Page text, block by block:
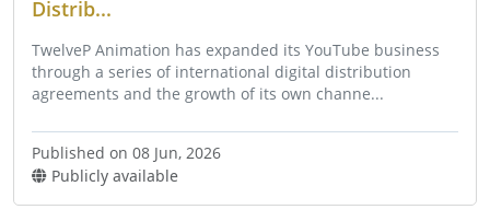
Distrib...
TwelveP Animation has expanded its YouTube business
through a series of international digital distribution
agreements and the growth of its own channe...
Published on 08 Jun, 2026
Publicly available